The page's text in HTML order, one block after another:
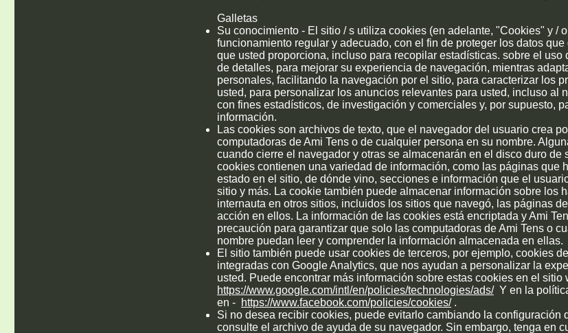
Galletas
Su conocimiento - El sitio / s utiliza cookies (en adelante, "Cookies" y /
funcionamiento regular y adecuado, con el fin de proteger los datos
que usted proporciona, incluso para recopilar estadísticas. sobre el uso
de detalles, para mejorar su experiencia de navegación, mientras
personales, facilitando la navegación por el sitio, para caracterizar los
usted, para personalizar los anuncios relevantes para usted, incluso al
con fines estadísticos, de investigación y comerciales y, por supuesto,
información.
Las cookies son archivos de texto, que el navegador del usuario crea
computadoras de Ami Tens o de cualquier persona en su nombre.
cuando cierre el navegador y otras se almacenarán en el disco duro de
cookies contienen una variedad de información, como las páginas que
estado en el sitio, de dónde vino, secciones e información que el
sitio y más. La cookie también puede almacenar información sobre los
internauta en otros sitios, incluidos los sitios que navegó, las páginas
acción en ellos. La información de las cookies está encriptada y Ami
precaución para garantizar que solo las computadoras de Ami Tens o
nombre puedan leer y comprender la información almacenada en ellas.
El sitio también puede usar cookies de terceros, por ejemplo, cookies
integradas con Google Analytics, que nos ayudan a personalizar la
usted. Puede encontrar más información sobre estas cookies en el sitio
https://www.google.com/intl/en/policies/technologies/ads/Y en la
en - https://www.facebook.com/policies/cookies/.
Si no desea recibir cookies, puede evitarlo cambiando la configuración
consulte el archivo de ayuda de su navegador. Sin embargo, tenga en